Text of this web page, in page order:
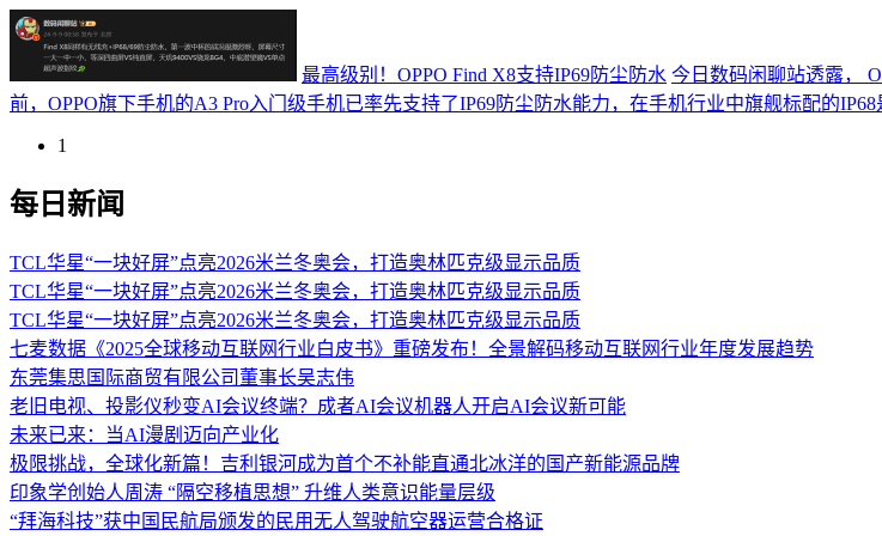
最高级别！OPPO Find X8支持IP69防尘防水 今日数码闲聊站透露，
前，OPPO旗下手机的A3 Pro入门级手机已率先支持了IP69防尘防水能力，在手机行业中旗舰标配的
1
每日新闻
TCL华星“一块好屏”点亮2026米兰冬奥会，打造奥林匹克级显示品质
TCL华星“一块好屏”点亮2026米兰冬奥会，打造奥林匹克级显示品质
TCL华星“一块好屏”点亮2026米兰冬奥会，打造奥林匹克级显示品质
七麦数据《2025全球移动互联网行业白皮书》重磅发布！全景解码移动互联网行业年度发展趋势
东莞集思国际商贸有限公司董事长吴志伟
老旧电视、投影仪秒变AI会议终端？成者AI会议机器人开启AI会议新可能
未来已来：当AI漫剧迈向产业化
极限挑战，全球化新篇！吉利银河成为首个不补能直通北冰洋的国产新能源品牌
印象学创始人周涛 “隔空移植思想” 升维人类意识能量层级
“拜海科技”获中国民航局颁发的民用无人驾驶航空器运营合格证